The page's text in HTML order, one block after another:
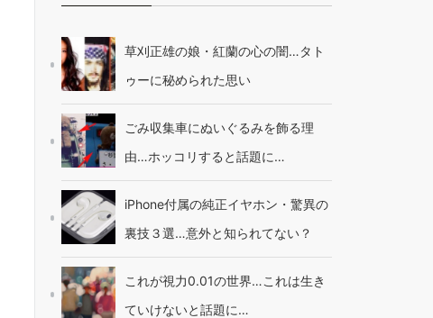
草刈正雄の娘・紅蘭の心の闇…タト
ゥーに秘められた思い
ごみ収集車にぬいぐるみを飾る理
由…ホッコリすると話題に…
iPhone付属の純正イヤホン・驚異の
裏技３選…意外と知られてない？
これが視力0.01の世界…これは生き
ていけないと話題に…